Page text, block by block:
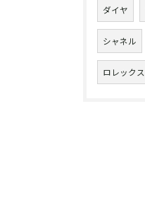
ダイヤ
シャネル
ロレックス